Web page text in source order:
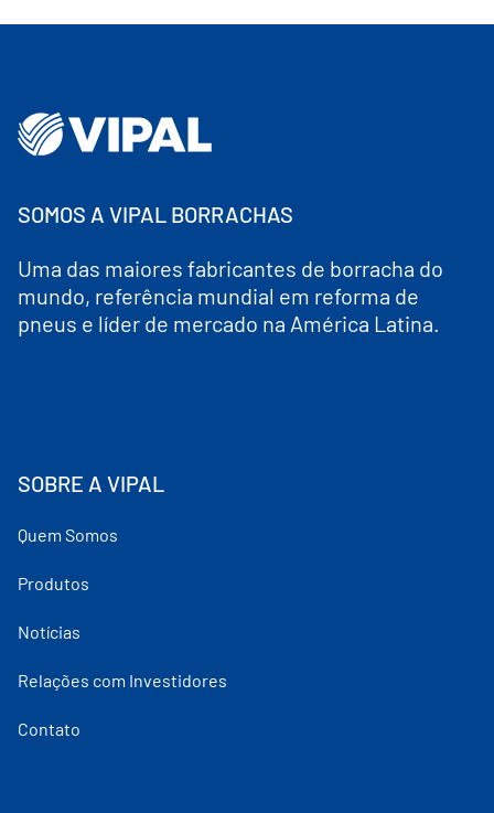
SOMOS A VIPAL BORRACHAS
Uma das maiores fabricantes de borracha do
mundo, referência mundial em reforma de
pneus e líder de mercado na América Latina.
SOBRE A VIPAL
Quem Somos
Produtos
Notícias
Relações com Investidores
Contato